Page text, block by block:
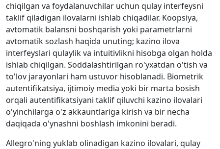
chiqilgan va foydalanuvchilar uchun qulay interfeysni
taklif qiladigan ilovalarni ishlab chiqadilar. Koopsiya,
avtomatik balansni boshqarish yoki parametrlarni
avtomatik sozlash haqida unuting; kazino ilova
interfeyslari qulaylik va intuitivlikni hisobga olgan holda
ishlab chiqilgan. Soddalashtirilgan ro'yxatdan o'tish va
to'lov jarayonlari ham ustuvor hisoblanadi. Biometrik
autentifikatsiya, ijtimoiy media yoki bir marta bosish
orqali autentifikatsiyani taklif qiluvchi kazino ilovalari
o'yinchilarga o'z akkauntlariga kirish va bir necha
daqiqada o'ynashni boshlash imkonini beradi.
Allegro'ning yuklab olinadigan kazino ilovalari, qulay